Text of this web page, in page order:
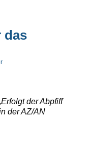
das
der Abpfiff
der AZ/AN